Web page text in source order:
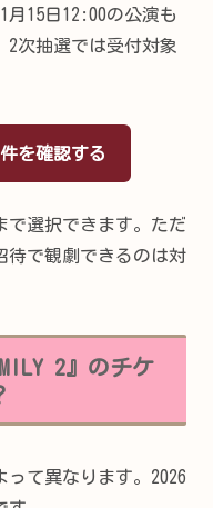
月15日12:00の公演も
2次抽選では受付対象
を確認する
で選択できます。ただ
待で観劇できるのは対
2』のチケ
て異なります。2026